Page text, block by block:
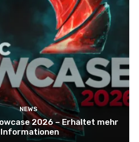
NEWS
2026 – Erhaltet mehr
Informationen